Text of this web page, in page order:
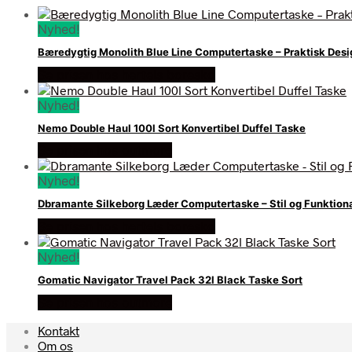
Nyhed!
Bæredygtig Monolith Blue Line Computertaske – Praktisk
Nyhed!
Nemo Double Haul 100l Sort Konvertibel Duffel Taske
Nyhed!
Dbramante Silkeborg Læder Computertaske – Stil og
Nyhed!
Gomatic Navigator Travel Pack 32l Black Taske Sort
Kontakt
Om os